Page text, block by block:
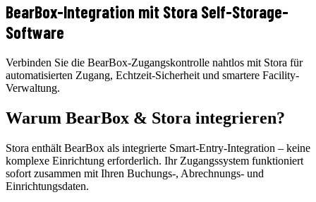
BearBox-Integration mit Stora Self-Storage-
Software
Verbinden Sie die BearBox-Zugangskontrolle nahtlos mit Stora für
automatisierten Zugang, Echtzeit-Sicherheit und smartere Facility-
Verwaltung.
Warum BearBox & Stora integrieren?
Stora enthält BearBox als integrierte Smart-Entry-Integration – keine
komplexe Einrichtung erforderlich. Ihr Zugangssystem funktioniert
sofort zusammen mit Ihren Buchungs-, Abrechnungs- und
Einrichtungsdaten.